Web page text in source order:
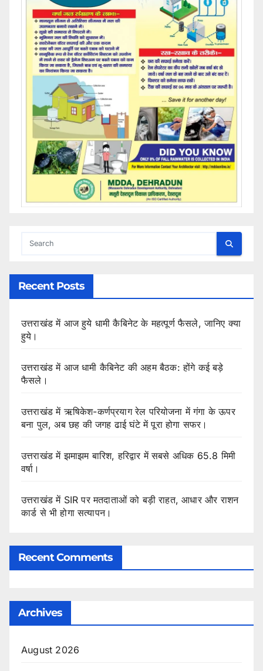
Recent Posts
उत्तराखंड में आज हुये धामी कैबिनेट के महत्पूर्ण फैसले, जानिए क्या
हुये।
उत्तराखंड में आज धामी कैबिनेट की अहम बैठक: होंगे कई बड़े
फैसले।
उत्तराखंड में ऋषिकेश-कर्णप्रयाग रेल परियोजना में गंगा के ऊपर
बना पुल, अब छह की जगह ढाई घंटे में पूरा होगा सफर।
उत्तराखंड में झमाझम बारिश, हरिद्वार में सबसे अधिक 65.8 मिमी
वर्षा।
उत्तराखंड में SIR पर मतदाताओं को बड़ी राहत, आधार और राशन
कार्ड से भी होगा सत्यापन।
Recent Comments
Archives
August 2026